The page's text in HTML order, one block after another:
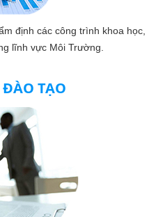
định các công trình khoa học,
lĩnh vực Môi Trường.
ĐÀO TẠO